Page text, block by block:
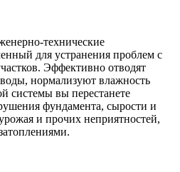
технические
для устранения проблем с
Эффективно отводят
нормализуют влажность
системы вы перестанете
фундамента, сырости и
и прочих неприятностей,